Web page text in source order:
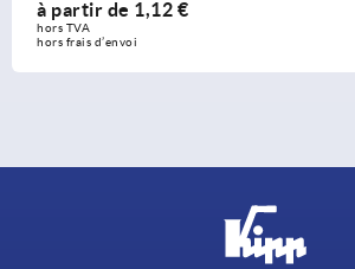
à partir de1,11 €
hors TVA
hors frais d’envoi